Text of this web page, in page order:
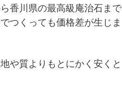
香川県の最高級庵治石まで
つくっても価格差が生じま
や質よりもとにかく安くと